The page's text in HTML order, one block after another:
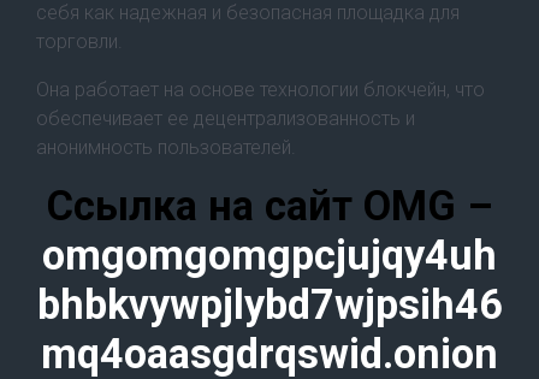
себя как надежная и безопасная площадка для
торговли.
Она работает на основе технологии блокчейн, что
обеспечивает ее децентрализованность и
анонимность пользователей.
Ссылка на сайт OMG –
omgomgomgpcjujqy4uh
bhbkvywpjlybd7wjpsih46
mq4oaasgdrqswid.onion